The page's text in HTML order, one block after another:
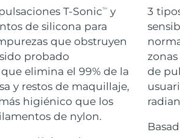
T-SonicTM
y
de silicona para
que obstruyen
probado
elimina el 99% de la
y restos de maquillaje,
higiénico que los
de nylon.
3
de
hair
Hombres
Entrega prevista 8/13/26
Entrega prevista 8/9/26
Entrega prevista 8/12/26
Entrega prevista 8/14/26
8/11/26